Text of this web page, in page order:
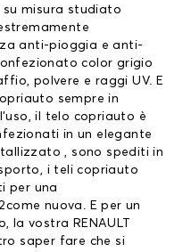
misura studiato
anti-pioggia e anti-
color grigio
polvere e raggi UV. E
sempre in
il telo copriauto è
in un elegante
, sono spediti in
i teli copriauto
per una
nuova. E per un
vostra RENAULT
saper fare che si